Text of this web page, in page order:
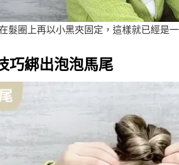
髮圈上再以小黑夾固定，這樣就已經是
巧綁出泡泡馬尾